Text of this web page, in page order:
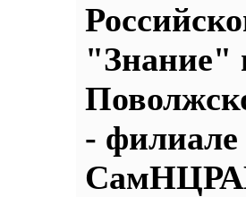
"Знание"
- филиале